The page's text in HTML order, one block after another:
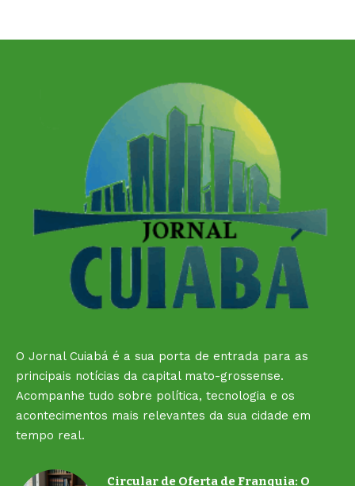
O Jornal Cuiabá é a sua porta de entrada para as
principais notícias da capital mato-grossense.
Acompanhe tudo sobre política, tecnologia e os
acontecimentos mais relevantes da sua cidade em
tempo real.
Circular de Oferta de Franquia: O